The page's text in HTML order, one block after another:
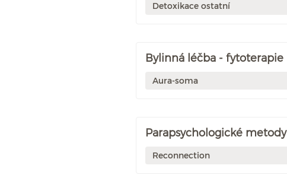
Detoxikace ostatní
Bylinná léčba - fytoterapie
Aura-soma
Parapsychologické metody
Reconnection